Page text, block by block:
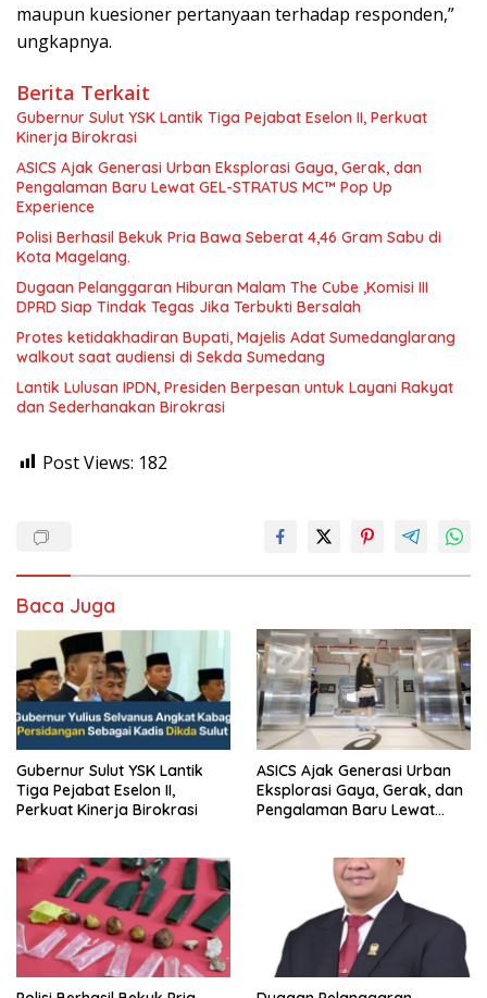
maupun kuesioner pertanyaan terhadap responden,”
ungkapnya.
Berita Terkait
Gubernur Sulut YSK Lantik Tiga Pejabat Eselon II, Perkuat
Kinerja Birokrasi
ASICS Ajak Generasi Urban Eksplorasi Gaya, Gerak, dan
Pengalaman Baru Lewat GEL-STRATUS MC™ Pop Up
Experience
Polisi Berhasil Bekuk Pria Bawa Seberat 4,46 Gram Sabu di
Kota Magelang.
Dugaan Pelanggaran Hiburan Malam The Cube ,Komisi III
DPRD Siap Tindak Tegas Jika Terbukti Bersalah
Protes ketidakhadiran Bupati, Majelis Adat Sumedanglarang
walkout saat audiensi di Sekda Sumedang
Lantik Lulusan IPDN, Presiden Berpesan untuk Layani Rakyat
dan Sederhanakan Birokrasi
Post Views: 182
Baca Juga
Gubernur Sulut YSK Lantik
Tiga Pejabat Eselon II,
Perkuat Kinerja Birokrasi
ASICS Ajak Generasi Urban
Eksplorasi Gaya, Gerak, dan
Pengalaman Baru Lewat